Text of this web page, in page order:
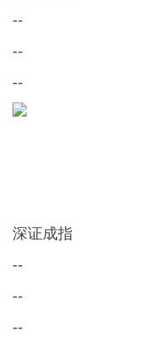
--
--
--
深证成指
--
--
--